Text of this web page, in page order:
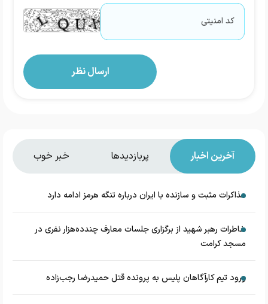
آخرین اخبار پربازدیدها خبر خوب
مذاکرات مثبت و سازنده با ایران درباره تنگه هرمز ادامه دارد
خاطرات رهبر شهید از برگزاری جلسات معارف چندده‌هزار نفری در
مسجد کرامت
ورود تیم کارآگاهان پلیس به پرونده قتل حمیدرضا رجب‌زاده